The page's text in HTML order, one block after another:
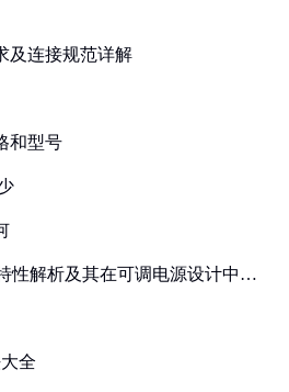
及连接规范详解
和型号
性解析及其在可调电源设计中的
全